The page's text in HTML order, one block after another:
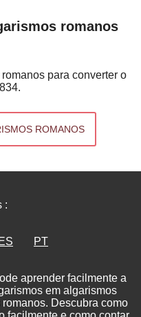
romanos
para converter o
ROMANOS
:
ES PT
aprender facilmente a
em algarismos
Descubra como